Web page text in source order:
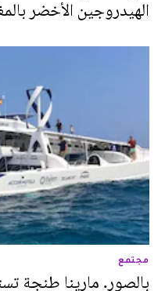
الهيدروجين الأخضر
مجتمع
بالصور. مارينا طنجة